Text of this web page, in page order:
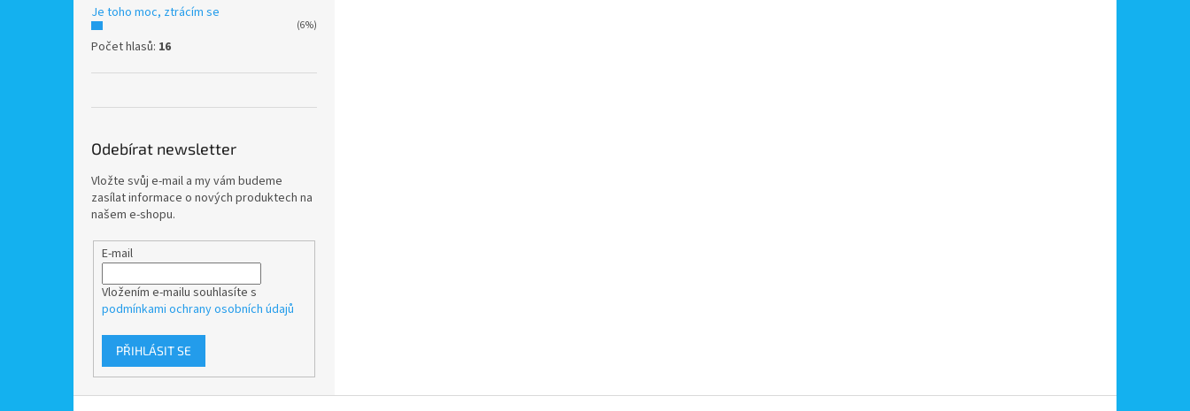
Je toho moc, ztrácím se
(6%)
Počet hlasů: 16
Odebírat newsletter
Vložte svůj e-mail a my vám budeme
zasílat informace o nových produktech na
našem e-shopu.
E-mail
Vložením e-mailu souhlasíte s
podmínkami ochrany osobních údajů
PŘIHLÁSIT SE